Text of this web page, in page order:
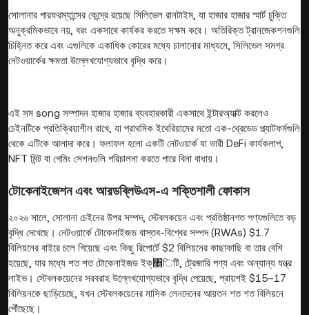
সোলানার পারফরম্যান্সের কেন্দ্রে রয়েছে সিলিভেল রানটাইম, যা হাজার হাজার স্মার্ট চুক্তি
অনুক্রমিকভাবে নয়, বরং একসাথে কার্যকর করতে সক্ষম করে। অতিরিক্ত ট্রানজেকশনগুলি
চিহ্নিত করে এবং এগুলিকে একাধিক কোরের মধ্যে চালানোর মাধ্যমে, সিলিভেল সমগ্র
নেটওয়ার্কের ক্ষমতা উল্লেখযোগ্যভাবে বৃদ্ধি করে।
এই সম song সম্পাদন হাজার হাজার ব্যবহারকারী একসাথে ইন্টারঅ্যাক্ট করলেও
চেইনটিকে প্রতিক্রিয়াশীল রাখে, যা প্রাথমিক ইথেরিয়ামের মতো এক-থ্রেডেড প্ল্যাটফর্মগুলি
থেকে এটিকে আলাদা করে। ফলাফল হলো একটি নেটওয়ার্ক যা ভারী DeFi কার্যকলাপ,
NFT মিন্ট বা গেমিং সেশনগুলি পরিচালনা করতে পারে বিনা বাধায়।
টোকেনাইজেশন এবং আরডব্লিউএস-এ শক্তিশালী ফোকাস
২০২৬ সালে, সোলানা চেইনের উপর সম্পদ, স্টেবলকয়েন এবং প্রতিষ্ঠানগত পণ্যগুলিতে বড়
বৃদ্ধি দেখেছে। নেটওয়ার্কে টোকেনাইজড বাস্তব-বিশ্বের সম্পদ (RWAs) $1.7
বিলিয়নের বাইরে চলে গিয়েছে এবং কিছু রিপোর্টে $2 বিলিয়নের কাছাকাছি বা তার বেশি
হয়েছে, যার মধ্যে শত শত টোকেনাইজড ইক্঵িটি, ট্রেজারি পণ্য এবং অন্যান্য যন্ত্র
লাইভ। স্টেবলকয়েনের সরবরাহ উল্লেখযোগ্যভাবে বৃদ্ধি পেয়েছে, প্রায়শই $15–17
বিলিয়নকে ছাড়িয়েছে, যখন স্টেবলকয়েনের মাসিক লেনদেনের আয়তন শত শত বিলিয়নে
পৌঁছেছে।